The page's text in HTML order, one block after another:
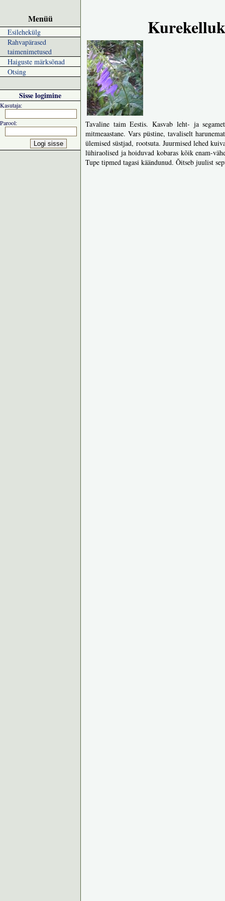
Menüü
Esilehekülg
Rahvapärased
taimenimetused
Haiguste märksõnad
Otsing
Sisse logimine
Kasutaja:
Parool:
Tavaline taim Eestis. Kasvab leht- ja
mitmeaastane. Vars püstine, tavaliselt
ülemised süstjad, rootsuta. Juurmised lehed
lühiraolised ja hoiduvad kobaras kõik enam-
Tupe tipmed tagasi käändunud. Õitseb juulist